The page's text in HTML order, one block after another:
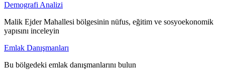
Demografi Analizi
Malik Ejder Mahallesi bölgesinin nüfus, eğitim ve sosyoekonomik
yapısını inceleyin
Emlak Danışmanları
Bu bölgedeki emlak danışmanlarını bulun